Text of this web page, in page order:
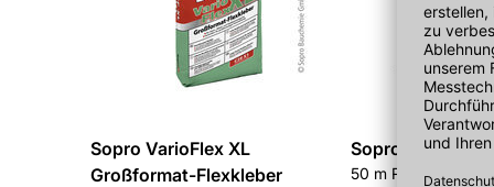
Sopro VarioFlex XL
Großformat-Flexkleber
Sopro Dichtband
50 m Rolle, Breite